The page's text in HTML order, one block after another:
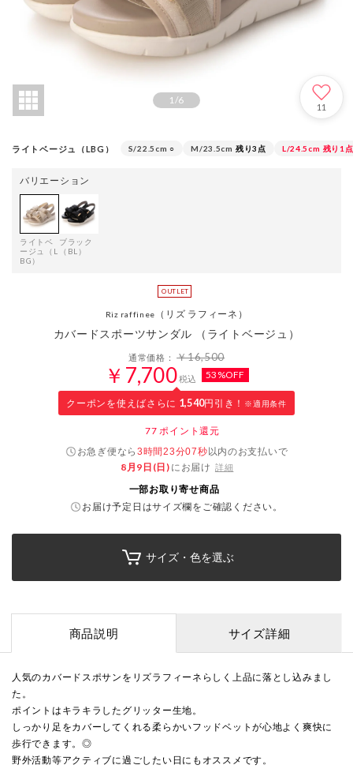
1/6
11
ライトベージュ（LBG） S/22.5cm ○ M/23.5cm 残り3点 L/24.5cm 残り1点
バリエーション
ライトベ
ージュ（L
BG）
ブラック
（BL）
Riz raffinee （リズ ラフィーネ）
カバードスポーツサンダル （ライトベージュ）
通常価格：￥16,500
￥7,700税込 53%OFF
クーポンを使えばさらに 1,540円引き！ ※適用条件
77 ポイント還元
お急ぎ便なら3時間23分07秒以内のお支払いで
8月9日(日) にお届け 詳細
一部お取り寄せ商品
お届け予定日はサイズ欄をご確認ください。
サイズ・色を選ぶ
商品説明 サイズ詳細
人気のカバードスポサンをリズラフィーネらしく上品に落とし込みまし
た。
ポイントはキラキラしたグリッター生地。
しっかり足をカバーしてくれる柔らかいフッドベットが心地よく爽快に
歩行できます。◎
野外活動等アクティブに過ごしたい日にもオススメです。